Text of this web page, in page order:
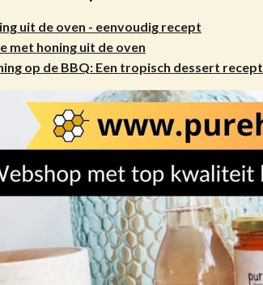
uit de oven - eenvoudig recept
met honing uit de oven
op de BBQ: Een tropisch dessert recept